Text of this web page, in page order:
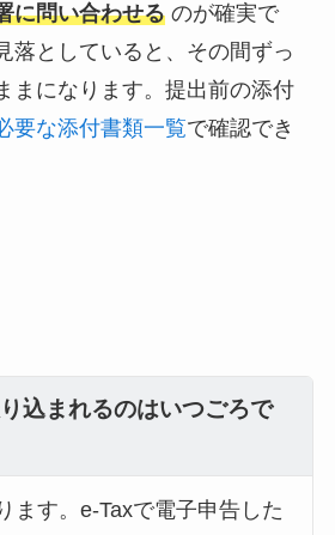
に問い合わせるのが確実で
落としていると、その間ずっ
まになります。提出前の添付
要な添付書類一覧で確認でき
込まれるのはいつごろで
ます。e-Taxで電子申告した